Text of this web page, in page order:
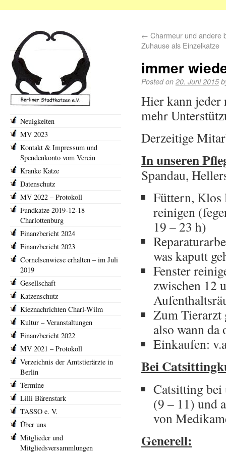
← Charmeur und andere
Zuhause als Einzelkatze
immer
Posted on 20. Juni 2015
Hier kann jeder
mehr
Derzeitige
In unseren
Spandau,
Füttern, Klos
reinigen
19 – 23 h)
was kaputt
Fenster
zwischen 12
Zum Tierarzt
also wann da
Einkaufen:
Bei
Catsitting bei
(9 – 11) und
von
Generell:
Neuigkeiten
MV 2023
Kontakt & Impressum und
Spendenkonto vom Verein
Kranke Katze
Datenschutz
MV 2022 – Protokoll
Fundkatze 2019-12-18
Charlottenburg
Finanzbericht 2024
Finanzbericht 2023
Cornelsenwiese erhalten – im Juli
2019
Gesellschaft
Katzenschutz
Kieznachrichten Charl-Wilm
Kultur – Veranstaltungen
Finanzbericht 2022
MV 2021 – Protokoll
Verzeichnis der Amtstierärzte in
Berlin
Termine
Lilli Bärenstark
TASSO e. V.
Über uns
Mitglieder und
Mitgliedsversammlungen